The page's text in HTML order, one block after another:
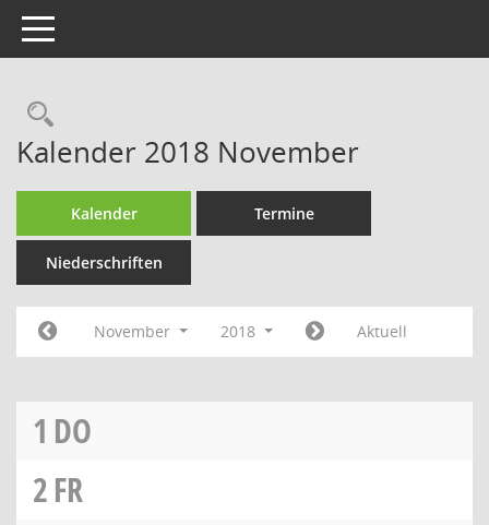
Toggle navigation
Rechercheauswahl
Kalender 2018 November
Kalender Termine
Niederschriften
November 2018 Aktuell
1 DO
2FR